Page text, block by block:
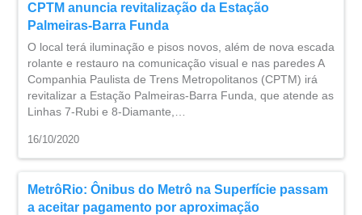
CPTM anuncia revitalização da Estação
Palmeiras-Barra Funda
O local terá iluminação e pisos novos, além de nova escada
rolante e restauro na comunicação visual e nas paredes ​A
Companhia Paulista de Trens Metropolitanos (CPTM) irá
revitalizar a Estação Palmeiras-Barra Funda, que atende as
Linhas 7-Rubi e 8-Diamante,…
16/10/2020
MetrôRio: Ônibus do Metrô na Superfície passam
a aceitar pagamento por aproximação